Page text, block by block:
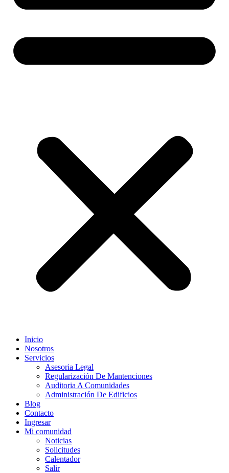
Inicio
Nosotros
Servicios
Asesoria Legal
Regularización De Mantenciones
Auditoria A Comunidades
Administración De Edificios
Blog
Contacto
Ingresar
Mi comunidad
Noticias
Solicitudes
Calentador
Salir